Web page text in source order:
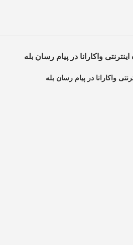
واکارانا در پیام رسان بله
واکارانا در پیام رسان بله